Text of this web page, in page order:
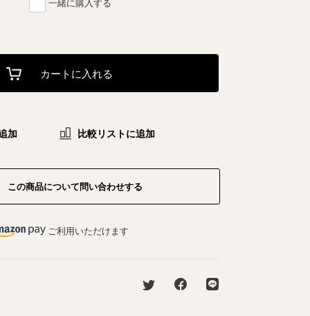
一緒に購入する
カートに入れる
加 比較リストに追加
この商品について問い合わせする
ご利用いただけます